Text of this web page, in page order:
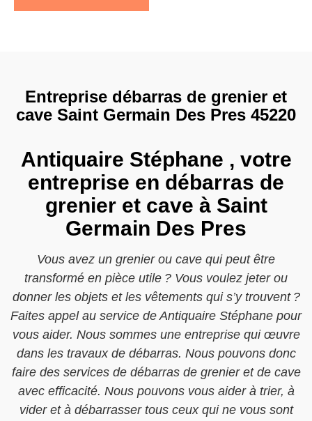
Entreprise débarras de grenier et
cave Saint Germain Des Pres 45220
Antiquaire Stéphane , votre
entreprise en débarras de
grenier et cave à Saint
Germain Des Pres
Vous avez un grenier ou cave qui peut être
transformé en pièce utile ? Vous voulez jeter ou
donner les objets et les vêtements qui s’y trouvent ?
Faites appel au service de Antiquaire Stéphane pour
vous aider. Nous sommes une entreprise qui œuvre
dans les travaux de débarras. Nous pouvons donc
faire des services de débarras de grenier et de cave
avec efficacité. Nous pouvons vous aider à trier, à
vider et à débarrasser tous ceux qui ne vous sont